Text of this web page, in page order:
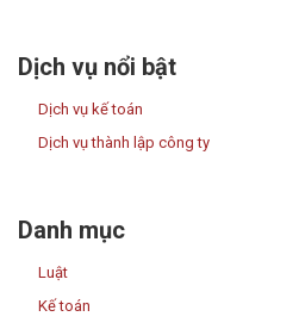
Dịch vụ nổi bật
Dịch vụ kế toán
Dịch vụ thành lập công ty
Danh mục
Luật
Kế toán